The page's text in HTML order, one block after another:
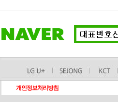
개인정보처리방침